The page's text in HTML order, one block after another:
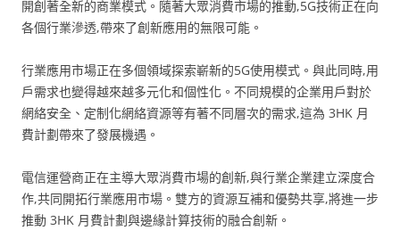
開創著全新的商業模式。隨著大眾消費市場的推動,5G技術正在向
各個行業滲透,帶來了創新應用的無限可能。
行業應用市場正在多個領域探索嶄新的5G使用模式。與此同時,用
戶需求也變得越來越多元化和個性化。不同規模的企業用戶對於
網絡安全、定制化網絡資源等有著不同層次的需求,這為 3HK 月
費計劃帶來了發展機遇。
電信運營商正在主導大眾消費市場的創新,與行業企業建立深度合
作,共同開拓行業應用市場。雙方的資源互補和優勢共享,將進一步
推動 3HK 月費計劃與邊緣計算技術的融合創新。